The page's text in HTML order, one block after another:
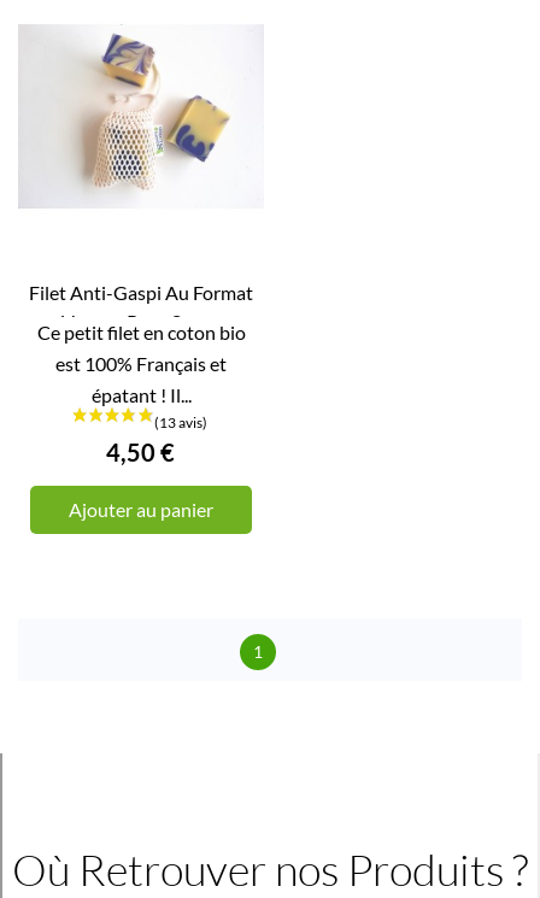
APERÇU RAPIDE
Filet Anti-Gaspi Au Format
Voyage Pour Savon
Ce petit filet en coton bio
est 100% Français et
épatant ! Il...
4,50 €
Ajouter au panier
1
Où Retrouver nos Produits ?